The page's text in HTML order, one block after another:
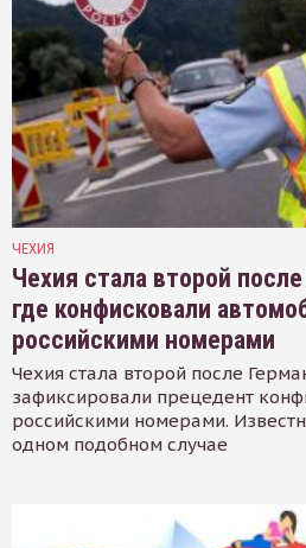
ЧЕХИЯ
Чехия стала второй
где конфисковали
российскими номерами
Чехия стала второй после
зафиксировали прецедент
российскими номерами.
одном подобном случае